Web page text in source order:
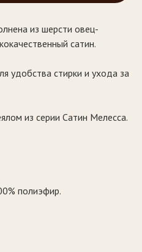
из шерсти овец-
сатин.
удобства стирки и ухода за
из серии Сатин Мелесса.
полиэфир.